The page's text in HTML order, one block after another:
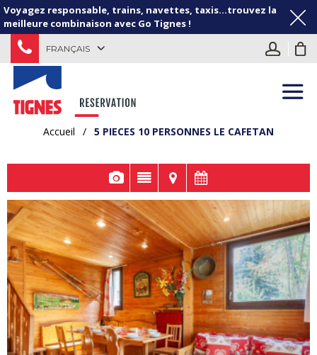
Voyagez responsable, trains, navettes, taxis...trouvez la
meilleure combinaison avec Go Tignes !
FRANÇAIS
Accueil / 5 PIECES 10 PERSONNES LE CAFETAN